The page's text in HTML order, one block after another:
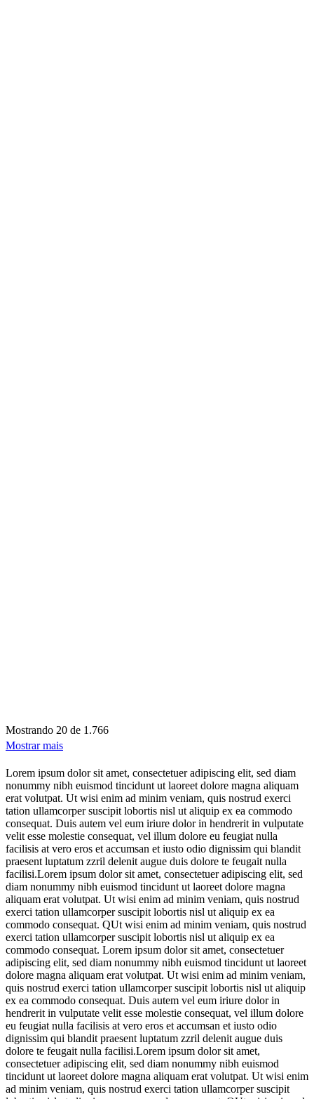
Mostrando 20 de 1.766
Mostrar mais
Lorem ipsum dolor sit amet, consectetuer adipiscing elit, sed diam
nonummy nibh euismod tincidunt ut laoreet dolore magna aliquam
erat volutpat. Ut wisi enim ad minim veniam, quis nostrud exerci
tation ullamcorper suscipit lobortis nisl ut aliquip ex ea commodo
consequat. Duis autem vel eum iriure dolor in hendrerit in vulputate
velit esse molestie consequat, vel illum dolore eu feugiat nulla
facilisis at vero eros et accumsan et iusto odio dignissim qui blandit
praesent luptatum zzril delenit augue duis dolore te feugait nulla
facilisi.Lorem ipsum dolor sit amet, consectetuer adipiscing elit, sed
diam nonummy nibh euismod tincidunt ut laoreet dolore magna
aliquam erat volutpat. Ut wisi enim ad minim veniam, quis nostrud
exerci tation ullamcorper suscipit lobortis nisl ut aliquip ex ea
commodo consequat. QUt wisi enim ad minim veniam, quis nostrud
exerci tation ullamcorper suscipit lobortis nisl ut aliquip ex ea
commodo consequat. Lorem ipsum dolor sit amet, consectetuer
adipiscing elit, sed diam nonummy nibh euismod tincidunt ut laoreet
dolore magna aliquam erat volutpat. Ut wisi enim ad minim veniam,
quis nostrud exerci tation ullamcorper suscipit lobortis nisl ut aliquip
ex ea commodo consequat. Duis autem vel eum iriure dolor in
hendrerit in vulputate velit esse molestie consequat, vel illum dolore
eu feugiat nulla facilisis at vero eros et accumsan et iusto odio
dignissim qui blandit praesent luptatum zzril delenit augue duis
dolore te feugait nulla facilisi.Lorem ipsum dolor sit amet,
consectetuer adipiscing elit, sed diam nonummy nibh euismod
tincidunt ut laoreet dolore magna aliquam erat volutpat. Ut wisi enim
ad minim veniam, quis nostrud exerci tation ullamcorper suscipit